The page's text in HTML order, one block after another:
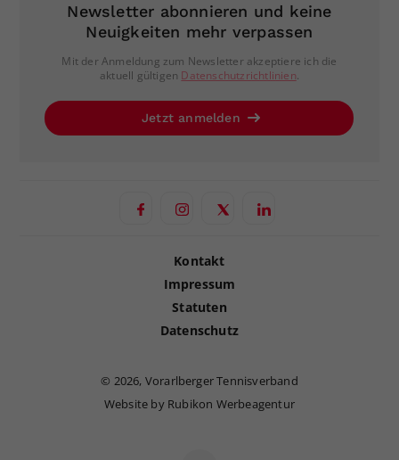
Newsletter abonnieren und keine
Neuigkeiten mehr verpassen
Mit der Anmeldung zum Newsletter akzeptiere ich die
aktuell gültigen Datenschutzrichtlinien.
Jetzt anmelden
Kontakt
Impressum
Statuten
Datenschutz
© 2026, Vorarlberger Tennisverband
Website by Rubikon Werbeagentur